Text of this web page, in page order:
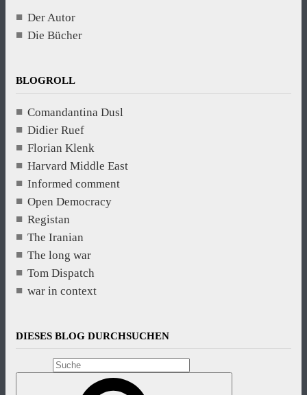
Der Autor
Die Bücher
BLOGROLL
Comandantina Dusl
Didier Ruef
Florian Klenk
Harvard Middle East
Informed comment
Open Democracy
Registan
The Iranian
The long war
Tom Dispatch
war in context
DIESES BLOG DURCHSUCHEN